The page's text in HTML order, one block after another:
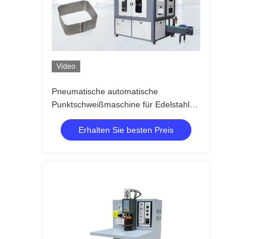
Video
Pneumatische automatische
Punktschweißmaschine für Edelstahl
mit Fußpedalbedienung
Erhalten Sie besten Preis